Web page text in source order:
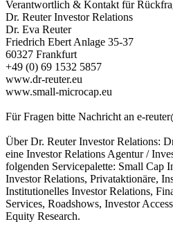
Verantwortlich & Kontakt für
Dr. Reuter Investor Relations
Dr. Eva Reuter
Friedrich Ebert Anlage 35-37
60327 Frankfurt
+49 (0) 69 1532 5857
www.dr-reuter.eu
www.small-microcap.eu
Für Fragen bitte Nachricht an e-
Über Dr. Reuter Investor Relations:
eine Investor Relations Agentur /
folgenden Servicepalette: Small Cap
Investor Relations, Privataktionäre,
Institutionelles Investor Relations,
Services, Roadshows, Investor
Equity Research.